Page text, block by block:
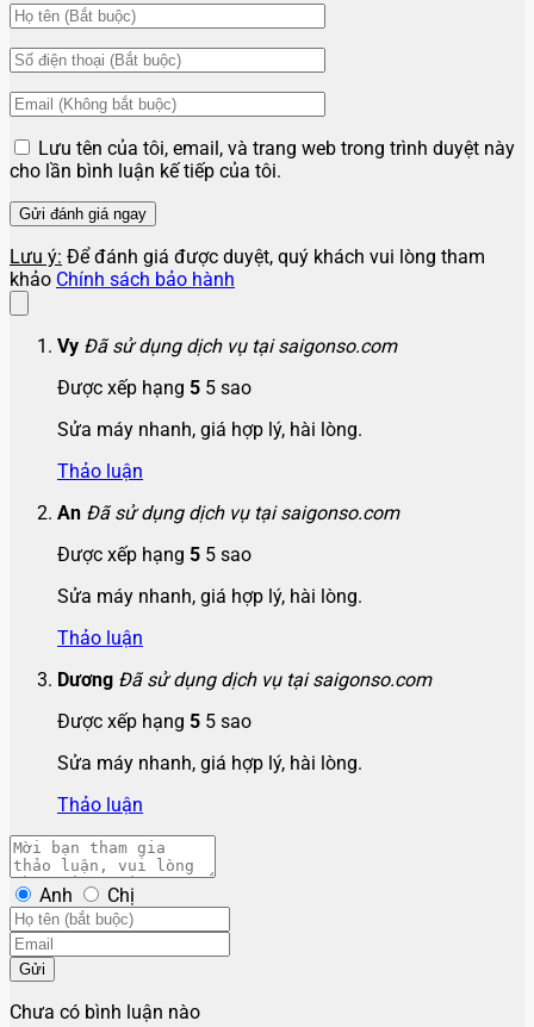
Lưu tên của tôi, email, và trang web trong trình duyệt này
cho lần bình luận kế tiếp của tôi.
Lưu ý: Để đánh giá được duyệt, quý khách vui lòng tham
khảo Chính sách bảo hành
Vy Đã sử dụng dịch vụ tại saigonso.com
Được xếp hạng 5 5 sao
Sửa máy nhanh, giá hợp lý, hài lòng.
Thảo luận
An Đã sử dụng dịch vụ tại saigonso.com
Được xếp hạng 5 5 sao
Sửa máy nhanh, giá hợp lý, hài lòng.
Thảo luận
Dương Đã sử dụng dịch vụ tại saigonso.com
Được xếp hạng 5 5 sao
Sửa máy nhanh, giá hợp lý, hài lòng.
Thảo luận
Anh Chị
Gửi
Chưa có bình luận nào